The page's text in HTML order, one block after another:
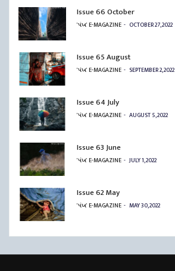
Issue 66 October
'પંખ' E-MAGAZINE OCTOBER 27, 2022
Issue 65 August
'પંખ' E-MAGAZINE SEPTEMBER 2, 2022
Issue 64 July
'પંખ' E-MAGAZINE AUGUST 5, 2022
Issue 63 June
'પંખ' E-MAGAZINE JULY 1, 2022
Issue 62 May
'પંખ' E-MAGAZINE MAY 30, 2022